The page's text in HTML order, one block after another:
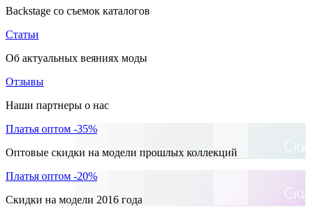
Backstage со съемок каталогов
Статьи
Об актуальных веяниях моды
Отзывы
Наши партнеры о нас
Платья оптом -35%
Оптовые скидки на модели прошлых коллекций
Платья оптом -20%
Скидки на модели 2016 года